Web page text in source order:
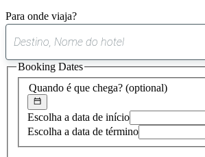
Para onde viaja?
sugestão
encontrada
Quando é que chega? (optional)
Escolha a data de início
Escolha a data de término
Booking Dates